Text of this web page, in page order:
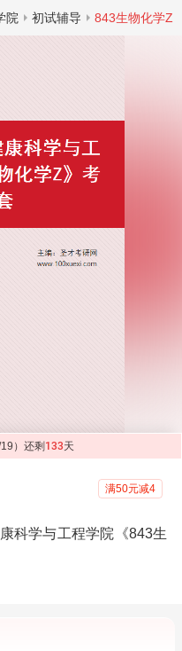
院 初试辅导 843生物化学Z
）还剩 133天
满50元减4
科学与工程学院《843生